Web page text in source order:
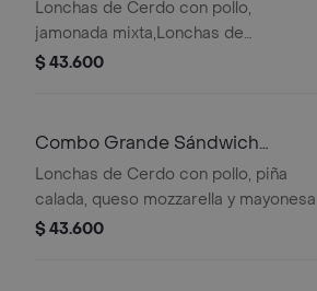
Especial
Lonchas de Cerdo con pollo,
jamonada mixta,Lonchas de
cerdo,cordero y res,
Qbano
$ 43.600
Combo Grande Sándwich
Hawaiano
Lonchas de Cerdo con pollo, piña
calada, queso mozzarella y mayonesa
$ 43.600